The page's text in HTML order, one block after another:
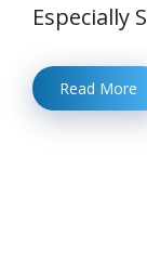
Especially
Read More